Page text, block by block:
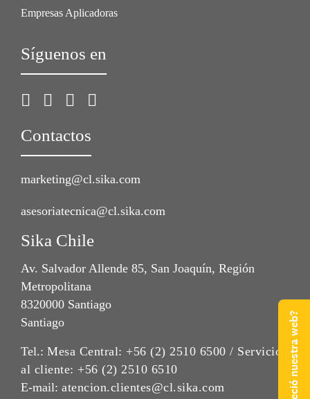
Empresas Aplicadoras
Síguenos en
Contactos
marketing@cl.sika.com
asesoriatecnica@cl.sika.com
Sika Chile
Av. Salvador Allende 85, San Joaquín, Región
Metropolitana
8320000 Santiago
Santiago
Tel.: Mesa Central: +56 (2) 2510 6500 / Servicio
al cliente: +56 (2) 2510 6510
E-mail: atencion.clientes@cl.sika.com